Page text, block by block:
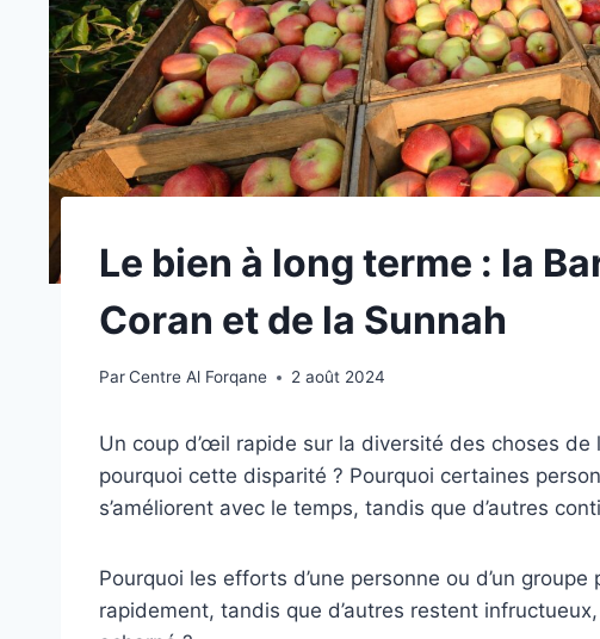
Le bien à long terme : la
Coran et de la Sunnah
ParCentre Al Forqane 2 août 2024
Un coup d’œil rapide sur la diversité des choses
pourquoi cette disparité ? Pourquoi certaines
s’améliorent avec le temps, tandis que d’autres
Pourquoi les efforts d’une personne ou d’un
rapidement, tandis que d’autres restent